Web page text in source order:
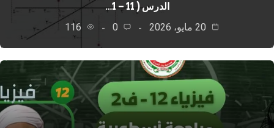
الدرس ( 11 – 1…
0
116